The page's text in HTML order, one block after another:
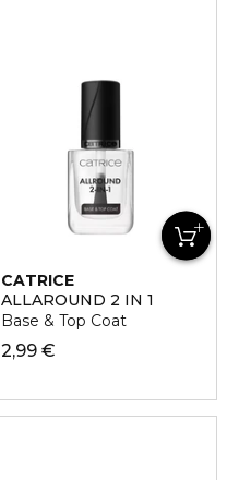
CATRICE
ALLAROUND 2 IN 1
Base & Top Coat
2,99 €